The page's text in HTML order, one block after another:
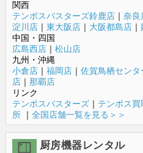
関西
テンポスバスターズ鈴鹿店｜ 奈良
淀川店｜ 東大阪店｜ 大阪都島店｜
中国・四国
広島西店｜ 松山店
九州・沖縄
小倉店｜ 福岡店｜ 佐賀鳥栖センタ
店｜ 那覇店
リンク
テンポスバスターズ｜ テンポス買
所｜ 全国店舗一覧を見る＞＞
厨房機器レンタル